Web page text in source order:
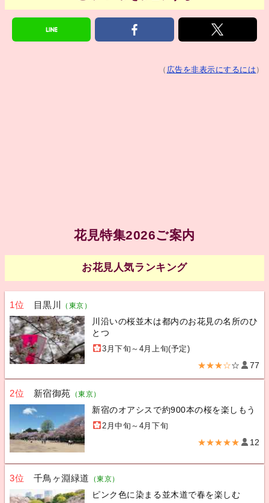
（ 広告を非表示にするには ）
花見特集2026ご案内
お花見人気ランキング
1位 目黒川 （東京）
川沿いの桜並木は都内のお花見の名所のひ
とつ
3月下旬～4月上旬(予定)
★★★☆☆ 77
2位 新宿御苑 （東京）
新宿のオアシスで約900本の桜を楽しもう
2月中旬～4月下旬
★★★★★ 12
3位 千鳥ヶ淵緑道 （東京）
ピンク色に染まる並木道で春を楽しむ